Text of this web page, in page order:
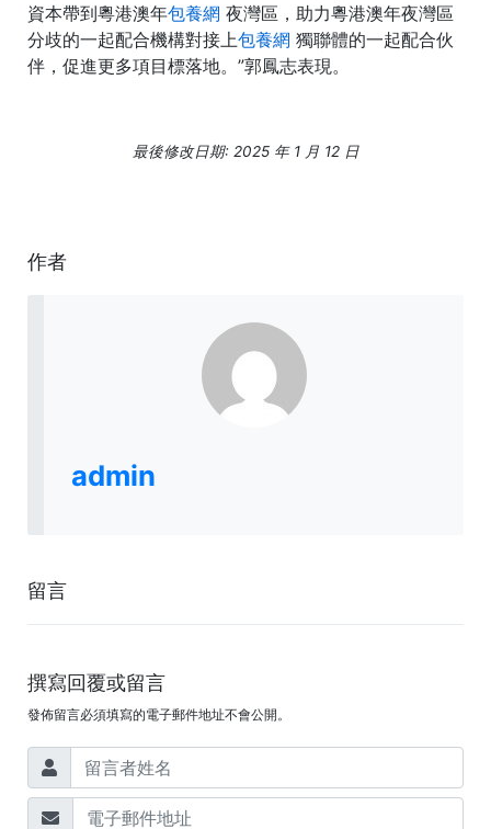
資本帶到粵港澳年包養網 夜灣區，助力粵港澳年夜灣區
分歧的一起配合機構對接上包養網 獨聯體的一起配合伙
伴，促進更多項目標落地。”郭鳳志表現。
最後修改日期: 2025 年 1 月 12 日
作者
admin
留言
撰寫回覆或留言
發佈留言必須填寫的電子郵件地址不會公開。